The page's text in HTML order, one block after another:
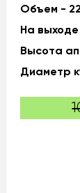
Объем -
На
Высота
Диаметр